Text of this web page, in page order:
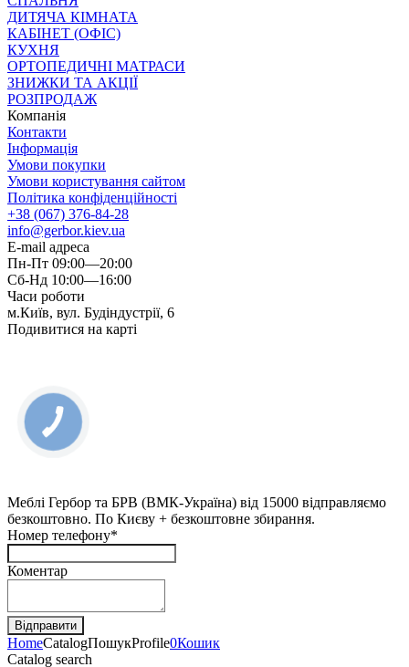
ДИТЯЧА КІМНАТА
КАБІНЕТ (ОФІС)
КУХНЯ
ОРТОПЕДИЧНІ МАТРАСИ
ЗНИЖКИ ТА АКЦІЇ
РОЗПРОДАЖ
Компанія
Контакти
Інформація
Умови покупки
Умови користування сайтом
Політика конфіденційності
+38 (067) 376-84-28
info@gerbor.kiev.ua
E-mail адреса
Пн-Пт 09:00—20:00
Сб-Нд 10:00—16:00
Часи роботи
м.Київ, вул. Будіндустрії, 6
Подивитися на карті
Меблі Гербор та БРВ (ВМК-Україна) від 15000 відправляємо
безкоштовно. По Києву + безкоштовне збирання.
Номер телефону*
Коментар
HomeCatalogПошукProfile0Кошик
Catalog search